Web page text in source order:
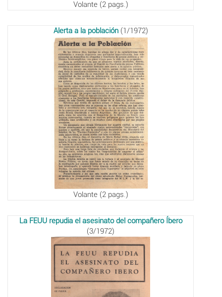
Volante (2 pags.)
Alerta a la población(1/1972)
Volante (2 pags.)
La FEUU repudia el asesinato del compañero Íbero
(3/1972)